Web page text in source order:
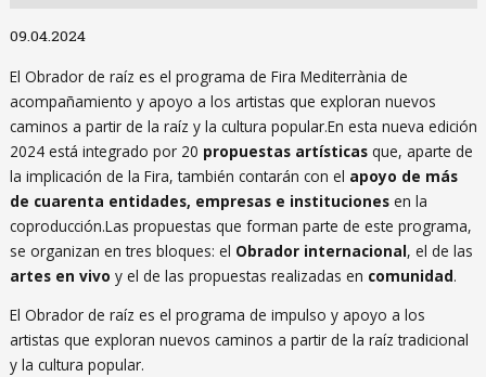
09.04.2024
El Obrador de raíz es el programa de Fira Mediterrània de
acompañamiento y apoyo a los artistas que exploran nuevos
caminos a partir de la raíz y la cultura popular.En esta nueva edición
2024 está integrado por 20 propuestas artísticasque, aparte de
la implicación de la Fira, también contarán con el apoyo de más
de cuarenta entidades, empresas e institucionesen la
coproducción.Las propuestas que forman parte de este programa,
se organizan en tres bloques: el Obrador internacional, el de las
artes en vivo y el de las propuestas realizadas en comunidad.
El Obrador de raíz es el programa de impulso y apoyo a los
artistas que exploran nuevos caminos a partir de la raíz tradicional
y la cultura popular.